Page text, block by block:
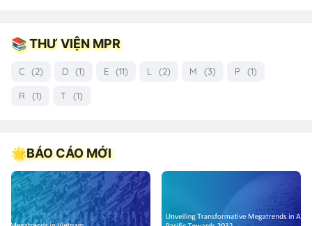
📚 THƯ VIỆN MPR
C (2) D (1) E (11) L (2) M (3) P (1)
R (1) T (1)
🌟BÁO CÁO MỚI